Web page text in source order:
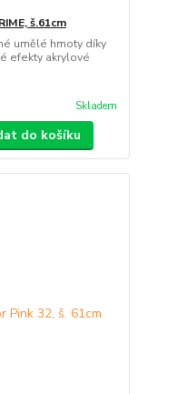
š.61cm
umělé hmoty díky
efekty akrylové
Skladem
do košíku